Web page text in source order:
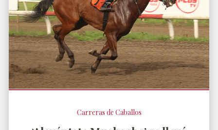
Carreras de Caballos